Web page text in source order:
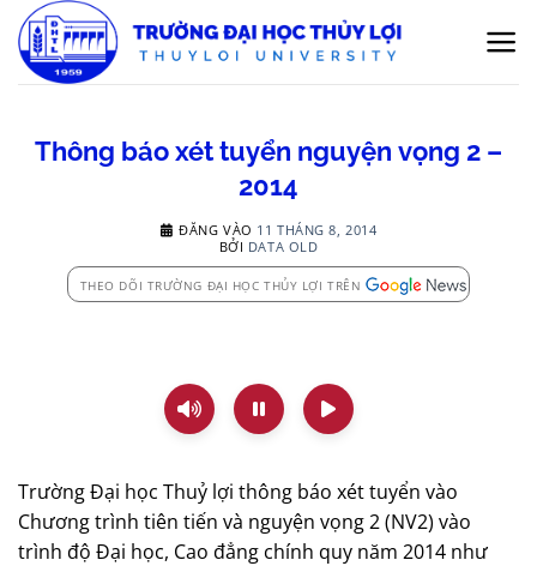
qua
nội
Thông báo xét tuyển nguyện vọng 2 –
2014
ĐĂNG VÀO 11 THÁNG 8, 2014
BỞI DATA OLD
THEO DÕI TRƯỜNG ĐẠI HỌC THỦY LỢI TRÊN
Trường Đại học Thuỷ lợi thông báo xét tuyển vào
Chương trình tiên tiến và nguyện vọng 2 (NV2) vào
trình độ Đại học, Cao đẳng chính quy năm 2014 như